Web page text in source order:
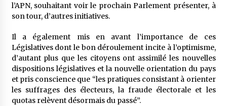
l’APN, souhaitant voir le prochain Parlement présenter, à
son tour, d’autres initiatives.
Il a également mis en avant l’importance de ces
Législatives dont le bon déroulement incite à l’optimisme,
d’autant plus que les citoyens ont assimilé les nouvelles
dispositions législatives et la nouvelle orientation du pays
et pris conscience que “les pratiques consistant à orienter
les suffrages des électeurs, la fraude électorale et les
quotas relèvent désormais du passé”.